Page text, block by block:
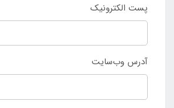
پست الکترونیک
آدرس وب‌سایت